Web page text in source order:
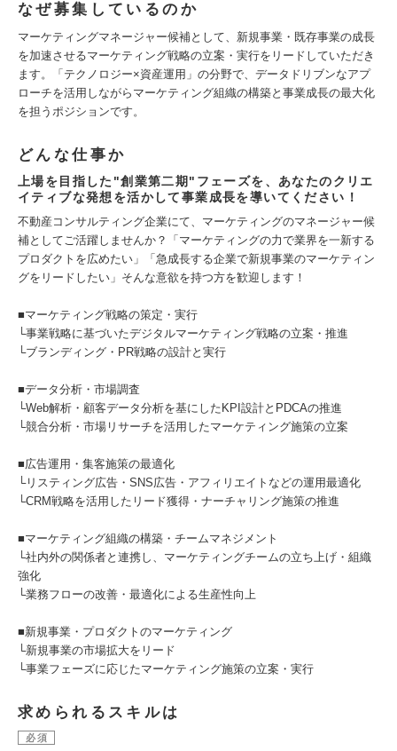
なぜ募集しているのか
マーケティングマネージャー候補として、新規事業・既存事業の成長
を加速させるマーケティング戦略の立案・実行をリードしていただき
ます。「テクノロジー×資産運用」の分野で、データドリブンなアプ
ローチを活用しながらマーケティング組織の構築と事業成長の最大化
を担うポジションです。
どんな仕事か
上場を目指した"創業第二期"フェーズを、あなたのクリエ
イティブな発想を活かして事業成長を導いてください！
不動産コンサルティング企業にて、マーケティングのマネージャー候
補としてご活躍しませんか？「マーケティングの力で業界を一新する
プロダクトを広めたい」「急成長する企業で新規事業のマーケティン
グをリードしたい」そんな意欲を持つ方を歓迎します！
■マーケティング戦略の策定・実行
└事業戦略に基づいたデジタルマーケティング戦略の立案・推進
└ブランディング・PR戦略の設計と実行
■データ分析・市場調査
└Web解析・顧客データ分析を基にしたKPI設計とPDCAの推進
└競合分析・市場リサーチを活用したマーケティング施策の立案
■広告運用・集客施策の最適化
└リスティング広告・SNS広告・アフィリエイトなどの運用最適化
└CRM戦略を活用したリード獲得・ナーチャリング施策の推進
■マーケティング組織の構築・チームマネジメント
└社内外の関係者と連携し、マーケティングチームの立ち上げ・組織
強化
└業務フローの改善・最適化による生産性向上
■新規事業・プロダクトのマーケティング
└新規事業の市場拡大をリード
└事業フェーズに応じたマーケティング施策の立案・実行
求められるスキルは
必須